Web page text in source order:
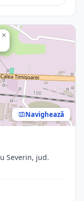
×
Navighează
Severin, jud.